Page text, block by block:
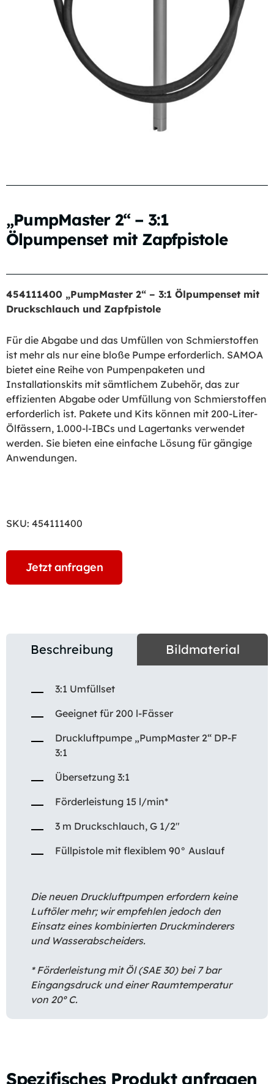
„PumpMaster 2“ – 3:1
Ölpumpenset mit Zapfpistole
454111400 „PumpMaster 2“ – 3:1 Ölpumpenset mit
Druckschlauch und Zapfpistole
Für die Abgabe und das Umfüllen von Schmierstoffen
ist mehr als nur eine bloße Pumpe erforderlich. SAMOA
bietet eine Reihe von Pumpenpaketen und
Installationskits mit sämtlichem Zubehör, das zur
effizienten Abgabe oder Umfüllung von Schmierstoffen
erforderlich ist. Pakete und Kits können mit 200-Liter-
Ölfässern, 1.000-l-IBCs und Lagertanks verwendet
werden. Sie bieten eine einfache Lösung für gängige
Anwendungen.
SKU: 454111400
Jetzt anfragen
Beschreibung Bildmaterial
3:1 Umfüllset
Geeignet für 200 l-Fässer
Druckluftpumpe „PumpMaster 2“ DP-F
3:1
Übersetzung 3:1
Förderleistung 15 l/min*
3 m Druckschlauch, G 1/2″
Füllpistole mit flexiblem 90° Auslauf
Die neuen Druckluftpumpen erfordern keine
Luftöler mehr; wir empfehlen jedoch den
Einsatz eines kombinierten Druckminderers
und Wasserabscheiders.
* Förderleistung mit Öl (SAE 30) bei 7 bar
Eingangsdruck und einer Raumtemperatur
von 20º C.
Spezifisches Produkt anfragen